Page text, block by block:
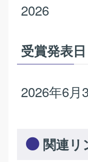
2026
受賞発表日
2026年6月
関連リ